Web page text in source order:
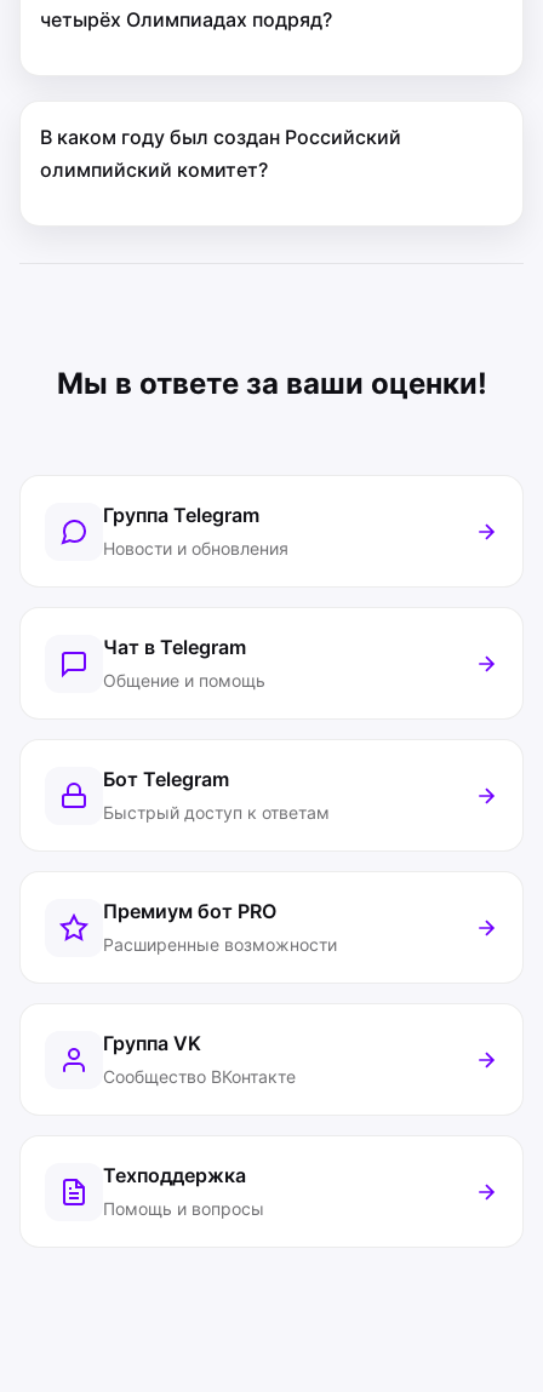
четырёх Олимпиадах подряд?
В каком году был создан Российский
олимпийский комитет?
Мы в ответе за ваши оценки!
Группа Telegram
Новости и обновления
Чат в Telegram
Общение и помощь
Бот Telegram
Быстрый доступ к ответам
Премиум бот PRO
Расширенные возможности
Группа VK
Сообщество ВКонтакте
Техподдержка
Помощь и вопросы